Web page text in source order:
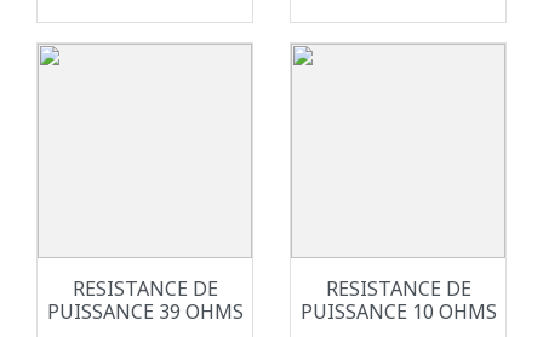
RESISTANCE DE
PUISSANCE 39 OHMS
RESISTANCE DE
PUISSANCE 10 OHMS